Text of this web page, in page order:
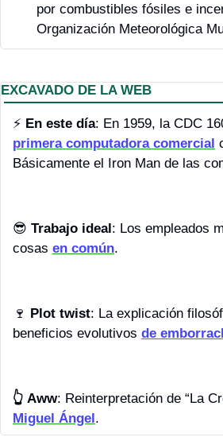
por combustibles fósiles e
Organización Meteorológica
EXCAVADO DE LA WEB
⚡ En este día
primera computadora comercial
Básicamente el Iron Man de las
😎 Trabajo ideal: Los empleados
cosas en común.
🍷 Plot twist: La explicación
beneficios evolutivos de
👆 Aww: Reinterpretación de “La
Miguel Ángel.